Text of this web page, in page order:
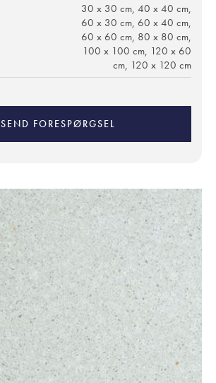
30 x 30 cm, 40 x 40 cm,
60 x 30 cm, 60 x 40 cm,
60 x 60 cm, 80 x 80 cm,
100 x 100 cm, 120 x 60
cm, 120 x 120 cm
SEND FORESPØRGSEL